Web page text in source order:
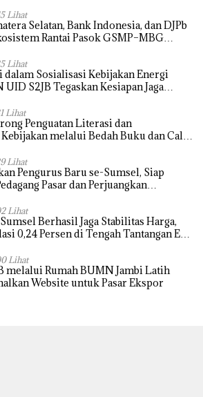
Lihat
Selatan, Bank Indonesia, dan DJPb
Rantai Pasok GSMP–MBG
Lihat
Sosialisasi Kebijakan Energi
S2JB Tegaskan Kesiapan Jaga
Lihat
Penguatan Literasi dan
melalui Bedah Buku dan Call
Lihat
Pengurus Baru se-Sumsel, Siap
Pasar dan Perjuangkan
Lihat
Berhasil Jaga Stabilitas Harga,
0,24 Persen di Tengah Tantangan El
Lihat
melalui Rumah BUMN Jambi Latih
Website untuk Pasar Ekspor